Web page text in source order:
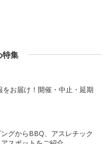
特集
お届け！開催・中止・延期
グからBBQ、アスレチック